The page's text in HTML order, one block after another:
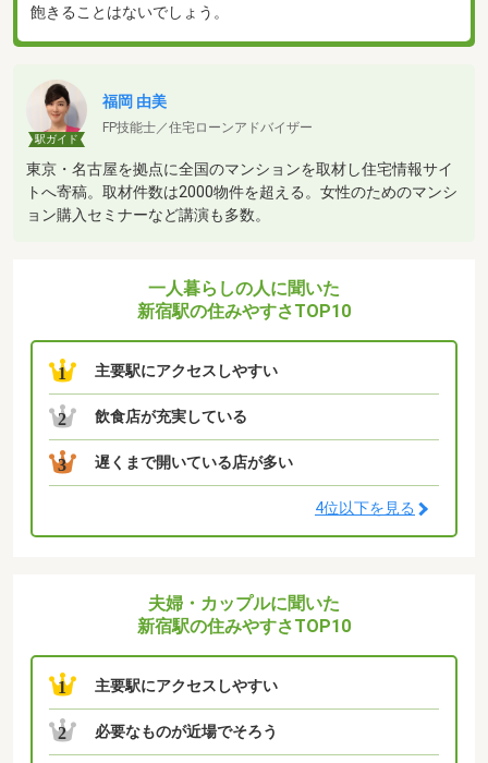
飽きることはないでしょう。
駅ガイド
福岡 由美
FP技能士／住宅ローンアドバイザー
東京・名古屋を拠点に全国のマンションを取材し住宅情報サイ
トへ寄稿。取材件数は2000物件を超える。女性のためのマンシ
ョン購入セミナーなど講演も多数。
一人暮らしの人に聞いた
新宿駅の住みやすさTOP10
1 主要駅にアクセスしやすい
2 飲食店が充実している
3 遅くまで開いている店が多い
4位以下を見る
夫婦・カップルに聞いた
新宿駅の住みやすさTOP10
1 主要駅にアクセスしやすい
2 必要なものが近場でそろう